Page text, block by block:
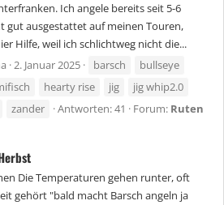
Ich angele bereits seit 5-6
gut ausgestattet auf meinen Touren,
Hilfe, weil ich schlichtweg nicht die...
2. Januar 2025 barsch
bullseye
hearty rise jig
jig whip2.0
zander Antworten: 41 Forum: Ruten
Die Temperaturen gehen runter, oft
gehört "bald macht Barsch angeln ja